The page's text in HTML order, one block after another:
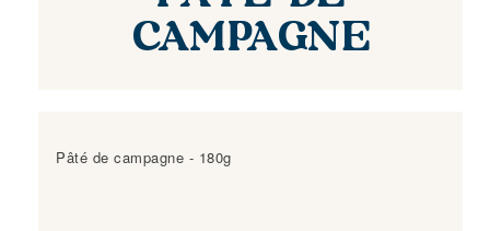
CAMPAGNE
Pâté de campagne - 180g